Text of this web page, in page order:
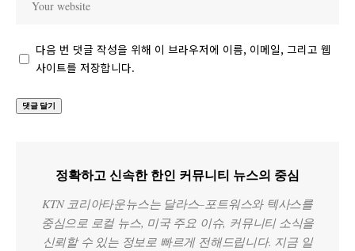
다음 번 댓글 작성을 위해 이 브라우저에 이름, 이메일, 그리고 웹
사이트를 저장합니다.
정확하고 신속한 한인 커뮤니티 뉴스의 중심
KTN 코리아타운뉴스는 달라스–포트워스와 텍사스를
중심으로 로컬 뉴스, 미국 주요 이슈, 커뮤니티 소식을
신뢰할 수 있는 정보로 빠르게 전해드립니다. 지금 일